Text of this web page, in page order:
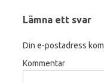
Lämna ett svar
Din e-postadress
Kommentar